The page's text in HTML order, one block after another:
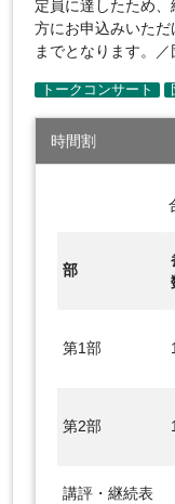
定員に達したため
方にお申込みいた
までとなります。／
時間割
部
第1部
第2部
講評・継続表